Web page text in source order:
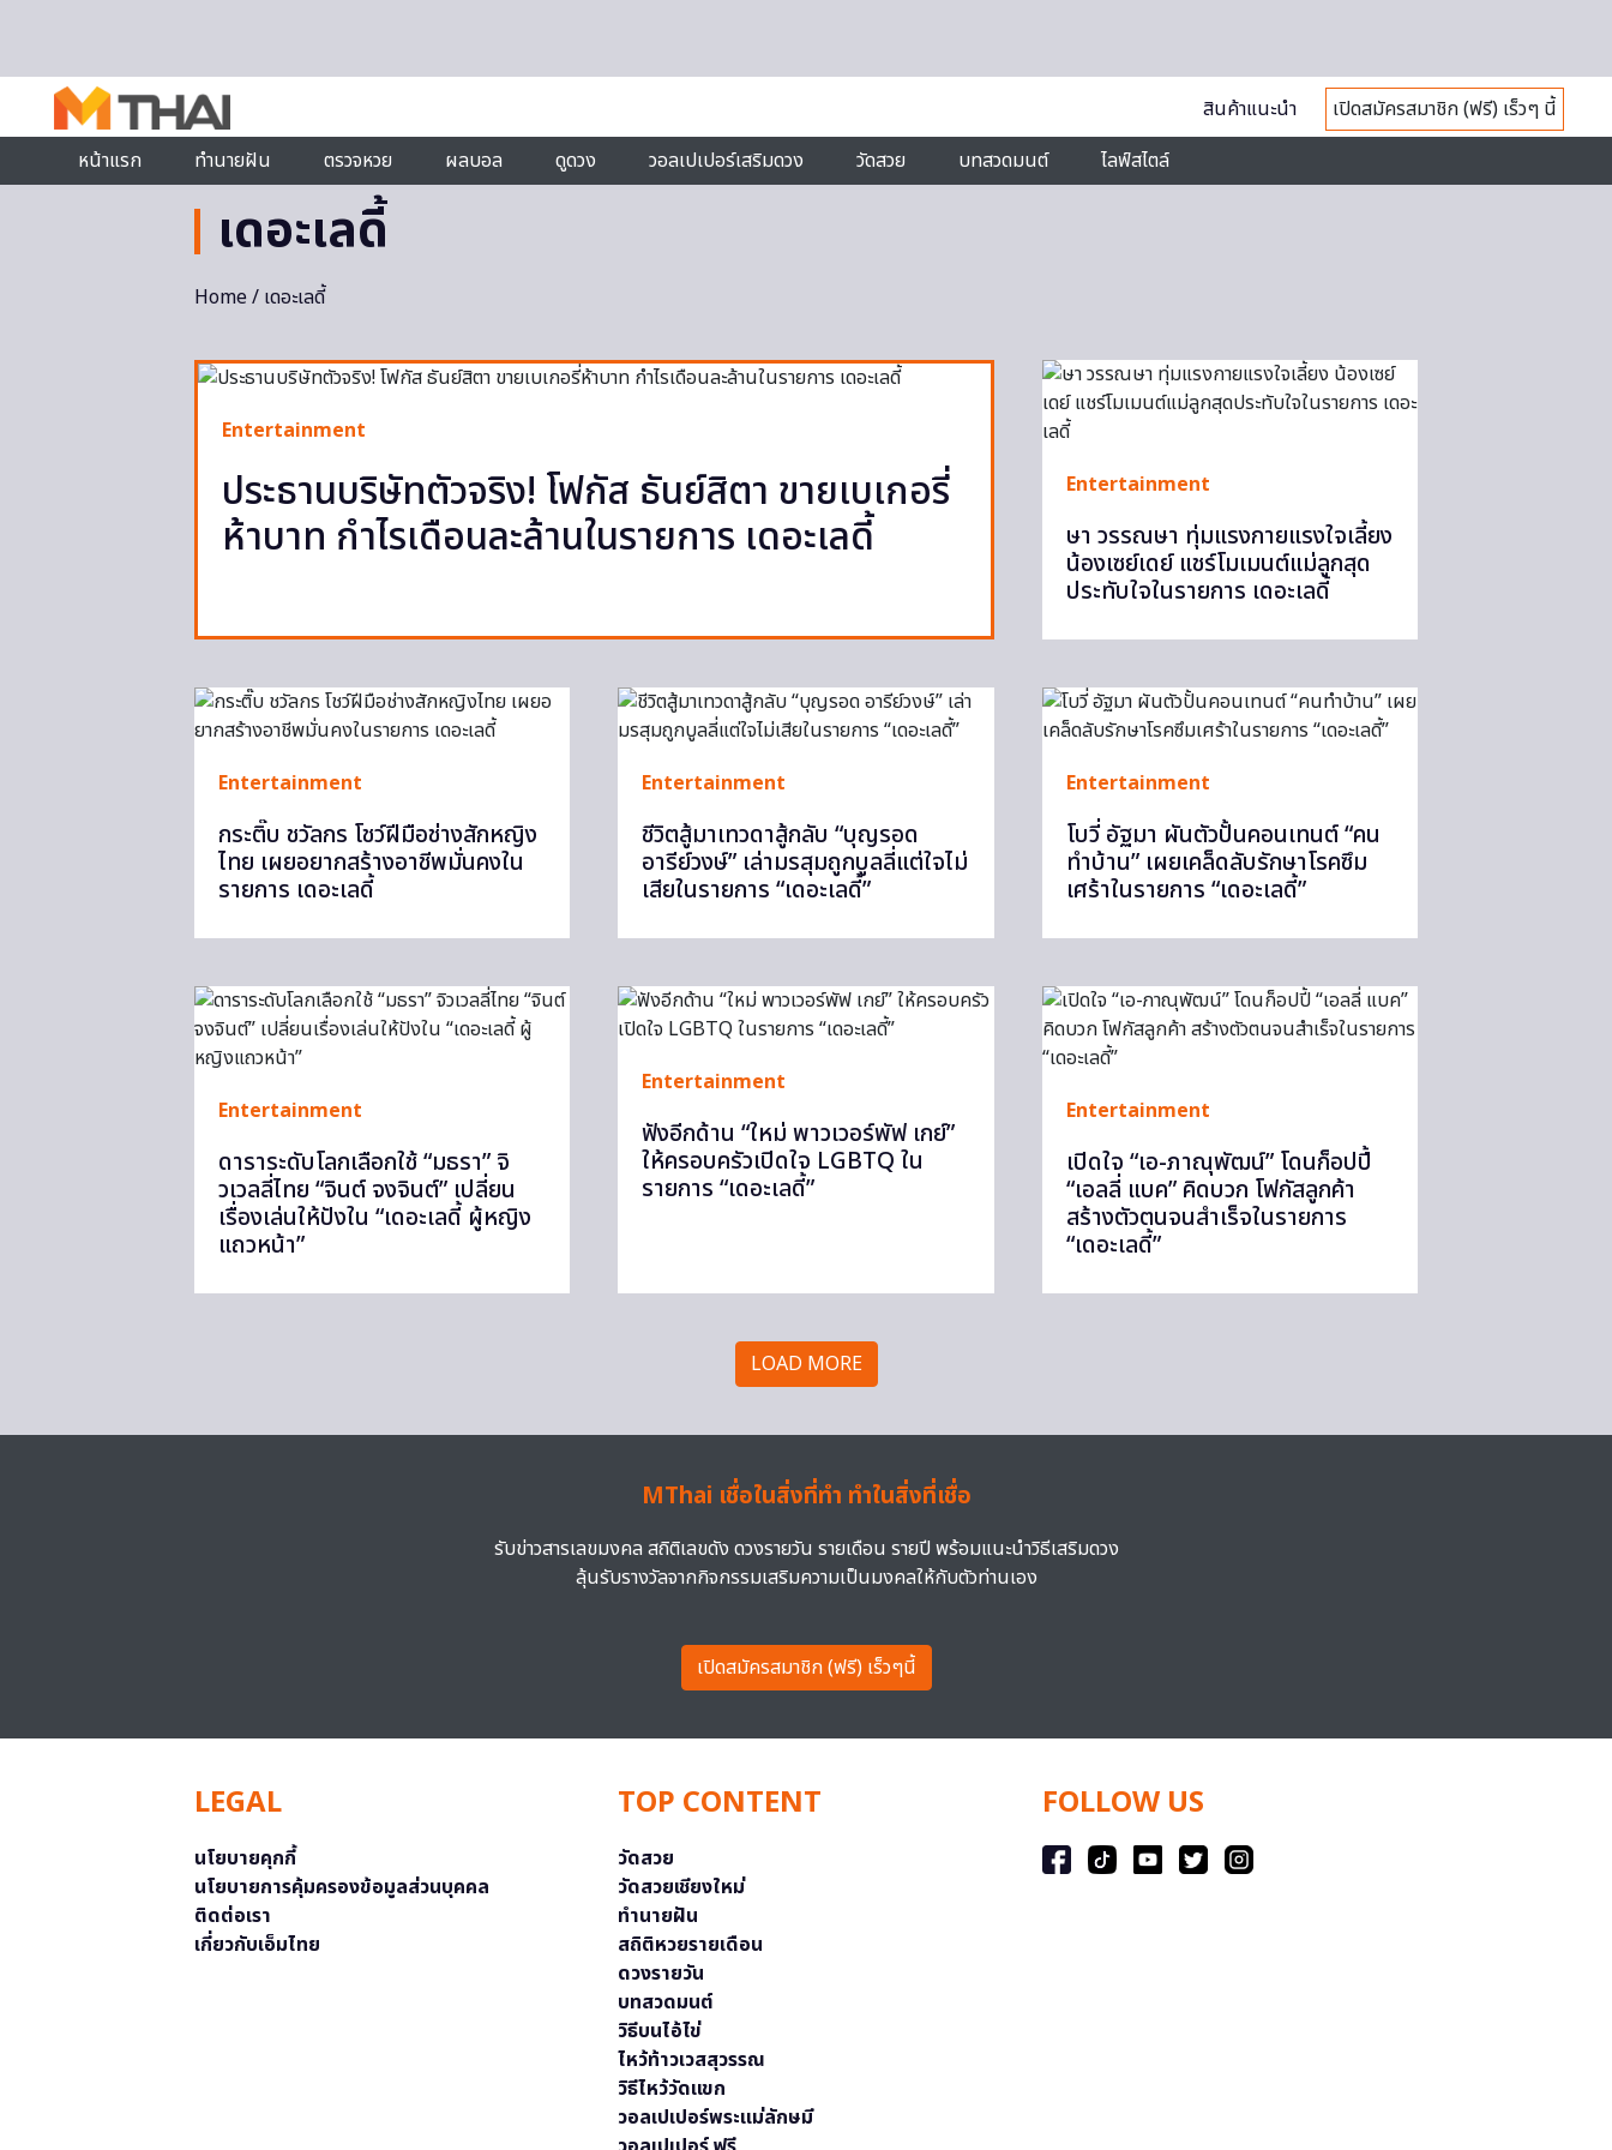
สินค้าแนะนำ
เปิดสมัครสมาชิก (ฟรี) เร็วๆ นี้
หน้าแรก
ทำนายฝัน ตรวจหวย ผลบอล ดูดวง วอลเปเปอร์เสริมดวง วัดสวย บทสวดมนต์ ไลฟ์สไตล์
เดอะเลดี้
Home/ เดอะเลดี้
Entertainment
ประธานบริษัทตัวจริง! โฟกัส ธันย์สิตา ขายเบเกอรี่
ห้าบาท กำไรเดือนละล้านในรายการ เดอะเลดี้
Entertainment
ษา วรรณษา ทุ่มแรงกายแรงใจเลี้ยง
น้องเซย์เดย์ แชร์โมเมนต์แม่ลูกสุด
ประทับใจในรายการ เดอะเลดี้
Entertainment
กระติ๊บ ชวัลกร โชว์ฝีมือช่างสักหญิง
ไทย เผยอยากสร้างอาชีพมั่นคงใน
รายการ เดอะเลดี้
Entertainment
ชีวิตสู้มาเทวดาสู้กลับ “บุญรอด
อารีย์วงษ์” เล่ามรสุมถูกบูลลี่แต่ใจไม่
เสียในรายการ “เดอะเลดี้”
Entertainment
โบวี่ อัฐมา ผันตัวปั้นคอนเทนต์ “คน
ทำบ้าน” เผยเคล็ดลับรักษาโรคซึม
เศร้าในรายการ “เดอะเลดี้”
Entertainment
ดาราระดับโลกเลือกใช้ “มธรา” จิ
วเวลลี่ไทย “จินต์ จงจินต์” เปลี่ยน
เรื่องเล่นให้ปังใน “เดอะเลดี้ ผู้หญิง
แถวหน้า”
Entertainment
ฟังอีกด้าน “ใหม่ พาวเวอร์พัฟ เกย์”
ให้ครอบครัวเปิดใจ LGBTQ ใน
รายการ “เดอะเลดี้”
Entertainment
เปิดใจ “เอ-ภาณุพัฒน์” โดนก็อปปี้
“เอลลี่ แบค” คิดบวก โฟกัสลูกค้า
สร้างตัวตนจนสำเร็จในรายการ
“เดอะเลดี้”
LOAD MORE
MThai เชื่อในสิ่งที่ทำ ทำในสิ่งที่เชื่อ
รับข่าวสารเลขมงคล สถิติเลขดัง ดวงรายวัน รายเดือน รายปี พร้อมแนะนำวิธีเสริมดวง
ลุ้นรับรางวัลจากกิจกรรมเสริมความเป็นมงคลให้กับตัวท่านเอง
เปิดสมัครสมาชิก (ฟรี) เร็วๆนี้
LEGAL
นโยบายคุกกี้
นโยบายการคุ้มครองข้อมูลส่วนบุคคล
ติดต่อเรา
เกี่ยวกับเอ็มไทย
TOP CONTENT
วัดสวย
วัดสวยเชียงใหม่
ทำนายฝัน
สถิติหวยรายเดือน
ดวงรายวัน
บทสวดมนต์
วิธีบนไอ้ไข่
ไหว้ท้าวเวสสุวรรณ
วิธีไหว้วัดแขก
วอลเปเปอร์พระแม่ลักษมี
FOLLOW US